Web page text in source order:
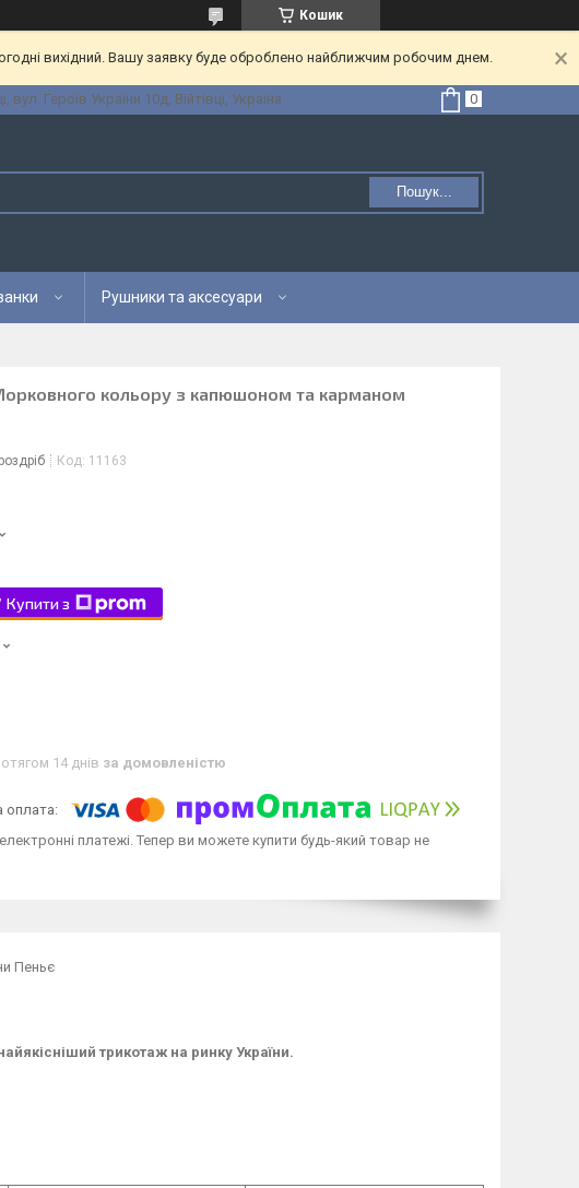
Кошик
вихідний. Вашу заявку буде оброблено найближчим робочим днем.
вул. Героїв України 10д, Війтівці, Україна
Пошук...
Рушники та аксесуари
кольору з капюшоном та карманом
Код: 11163
Купити з
14 днів за домовленістю
електронні платежі. Тепер ви можете купити будь-який товар не
Пеньє
трикотаж на ринку України.